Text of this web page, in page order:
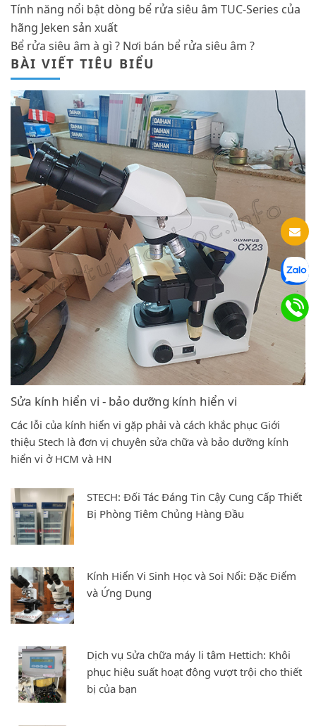
Tính năng nổi bật dòng bể rửa siêu âm TUC-Series của
hãng Jeken sản xuất
Bể rửa siêu âm à gì ? Nơi bán bể rửa siêu âm ?
BÀI VIẾT TIÊU BIỂU
Sửa kính hiển vi - bảo dưỡng kính hiển vi
Các lỗi của kính hiển vi gặp phải và cách khắc phục Giới
thiệu Stech là đơn vị chuyên sửa chữa và bảo dưỡng kính
hiển vi ở HCM và HN
STECH: Đối Tác Đáng Tin Cậy Cung Cấp Thiết
Bị Phòng Tiêm Chủng Hàng Đầu
Kính Hiển Vi Sinh Học và Soi Nổi: Đặc Điểm
và Ứng Dụng
Dịch vụ Sửa chữa máy li tâm Hettich: Khôi
phục hiệu suất hoạt động vượt trội cho thiết
bị của bạn